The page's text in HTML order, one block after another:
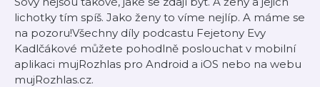
lichotky tím spíš. Jako ženy to víme nejlíp. A máme se
na pozoru!Všechny díly podcastu Fejetony Evy
Kadlčákové můžete pohodlně poslouchat v mobilní
aplikaci mujRozhlas pro Android a iOS nebo na webu
mujRozhlas.cz.